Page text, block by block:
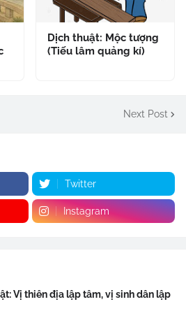
Dịch thuật: Mộc tượng
(Tiếu lâm quảng kí)
Next Post
Twitter
Instagram
Vị thiên địa lập tâm, vị sinh dân lập